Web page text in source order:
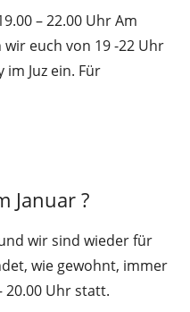
– 22.00 Uhr Am
wir euch von 19 -22 Uhr
Juz ein. Für
Januar ?
wir sind wieder für
wie gewohnt, immer
20.00 Uhr statt.